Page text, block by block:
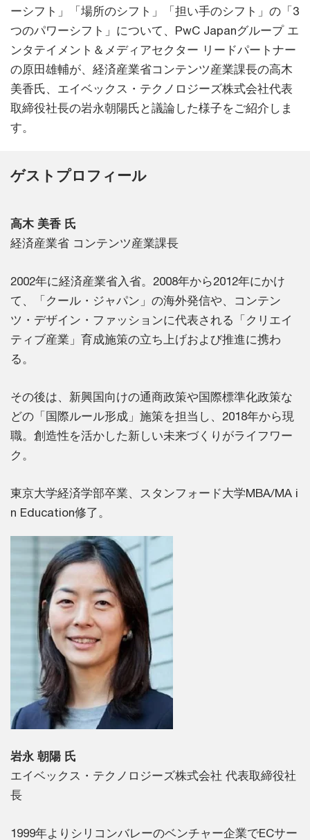
ーシフト」「場所のシフト」「担い手のシフト」の「3
つのパワーシフト」について、PwC Japanグループ エ
ンタテイメント＆メディアセクター リードパートナー
の原田雄輔が、経済産業省コンテンツ産業課長の高木
美香氏、エイベックス・テクノロジーズ株式会社代表
取締役社長の岩永朝陽氏と議論した様子をご紹介しま
す。
ゲストプロフィール
高木 美香 氏
経済産業省 コンテンツ産業課長
2002年に経済産業省入省。2008年から2012年にかけ
て、「クール・ジャパン」の海外発信や、コンテン
ツ・デザイン・ファッションに代表される「クリエイ
ティブ産業」育成施策の立ち上げおよび推進に携わ
る。
その後は、新興国向けの通商政策や国際標準化政策な
どの「国際ルール形成」施策を担当し、2018年から現
職。創造性を活かした新しい未来づくりがライフワー
ク。
東京大学経済学部卒業、スタンフォード大学MBA/MA i
n Education修了。
岩永 朝陽 氏
エイベックス・テクノロジーズ株式会社 代表取締役社
長
1999年よりシリコンバレーのベンチャー企業でECサー